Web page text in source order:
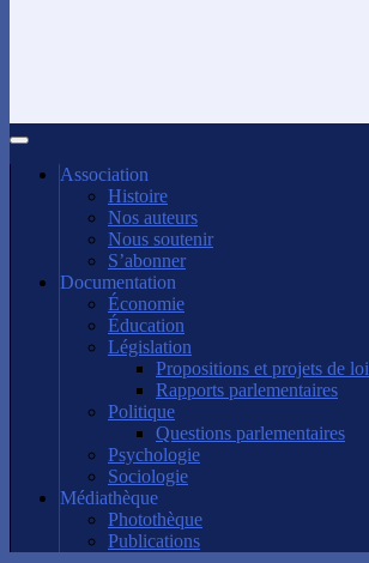
Association
Histoire
Nos auteurs
Nous soutenir
S’abonner
Documentation
Économie
Éducation
Législation
Propositions et projets de loi
Rapports parlementaires
Politique
Questions parlementaires
Psychologie
Sociologie
Médiathèque
Photothèque
Publications